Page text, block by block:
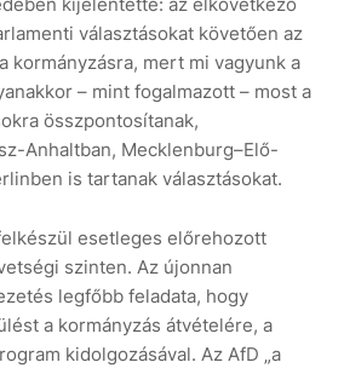
választásokat követően az
kormányzásra, mert mi vagyunk a
– mint fogalmazott – most a
összpontosítanak,
Anhaltban, Mecklenburg–Elő-
is tartanak választásokat.
esetleges előrehozott
szinten. Az újonnan
legfőbb feladata, hogy
a kormányzás átvételére, a
kidolgozásával. Az AfD „a